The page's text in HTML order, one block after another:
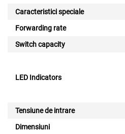
Caracteristici speciale
Forwarding rate
Switch capacity
LED Indicators
Tensiune de intrare
Dimensiuni